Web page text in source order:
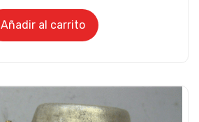
Añadir al carrito